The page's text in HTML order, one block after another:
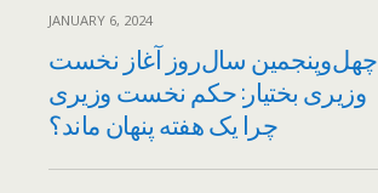
JANUARY 6, 2024
چهل‌وپنجمین سال‌روز آغاز نخست
وزیری بختیار: حکم نخست وزیری
چرا یک هفته پنهان ماند؟